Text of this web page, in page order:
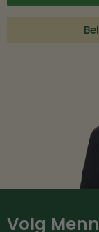
Volg